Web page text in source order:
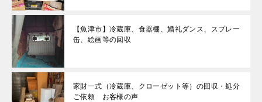
【魚津市】冷蔵庫、食器棚、婚礼ダンス、スプレー
缶、絵画等の回収
家財一式（冷蔵庫、クローゼット等）の回収・処分
ご依頼 お客様の声